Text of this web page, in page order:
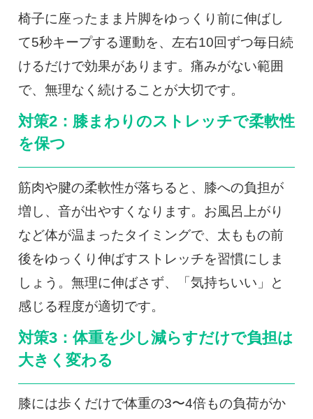
椅子に座ったまま片脚をゆっくり前に伸ばし
て5秒キープする運動を、左右10回ずつ毎日続
けるだけで効果があります。痛みがない範囲
で、無理なく続けることが大切です。
対策2：膝まわりのストレッチで柔軟性
を保つ
筋肉や腱の柔軟性が落ちると、膝への負担が
増し、音が出やすくなります。お風呂上がり
など体が温まったタイミングで、太ももの前
後をゆっくり伸ばすストレッチを習慣にしま
しょう。無理に伸ばさず、「気持ちいい」と
感じる程度が適切です。
対策3：体重を少し減らすだけで負担は
大きく変わる
膝には歩くだけで体重の3〜4倍もの負荷がか